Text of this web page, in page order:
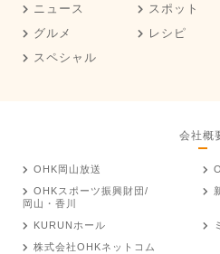
ニュース スポット
グルメ
レシピ
スペシャル
会社概
OHK岡山放送
OHKスポーツ振興財団/
岡山・香川
KURUNホール
株式会社OHKネットコム